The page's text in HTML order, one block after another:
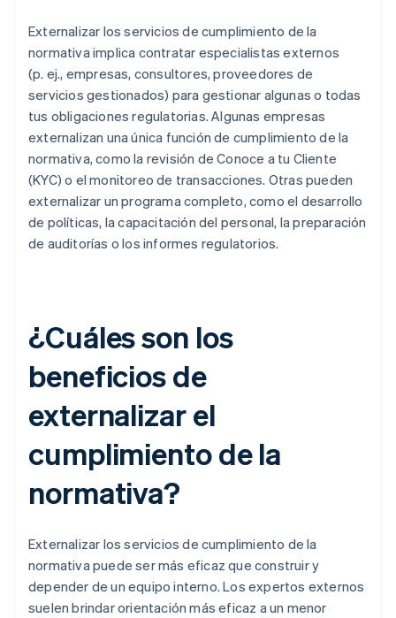
Externalizar los servicios de cumplimiento de la
normativa implica contratar especialistas externos
(p. ej., empresas, consultores, proveedores de
servicios gestionados) para gestionar algunas o todas
tus obligaciones regulatorias. Algunas empresas
externalizan una única función de cumplimiento de la
normativa, como la revisión de Conoce a tu Cliente
(KYC) o el monitoreo de transacciones. Otras pueden
externalizar un programa completo, como el desarrollo
de políticas, la capacitación del personal, la preparación
de auditorías o los informes regulatorios.
¿Cuáles son los
beneficios de
externalizar el
cumplimiento de la
normativa?
Externalizar los servicios de cumplimiento de la
normativa puede ser más eficaz que construir y
depender de un equipo interno. Los expertos externos
suelen brindar orientación más eficaz a un menor